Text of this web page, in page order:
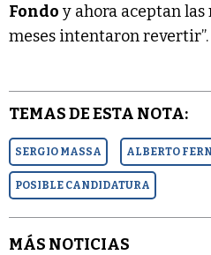
Fondo y ahora aceptan
meses intentaron revertir”.
TEMAS DE ESTA NOTA:
SERGIO MASSA ALBERTO
POSIBLE CANDIDATURA
MÁS NOTICIAS